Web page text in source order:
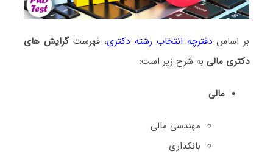
بر اساسدفترچه انتخاب رشته دکتری، فهرستگرایش های
دکتری ﻣﺎلی به شرح زیر است:
مالی
ﻣﻬﻨﺪسی ﻣﺎلی
ﺑﺎﻧﻜﺪاری